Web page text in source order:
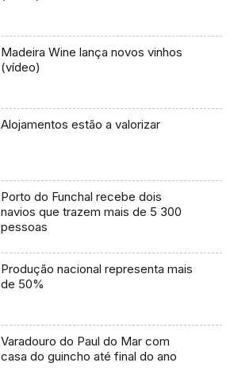
Madeira Wine lança novos vinhos
(vídeo)
Alojamentos estão a valorizar
Porto do Funchal recebe dois
navios que trazem mais de 5 300
pessoas
Produção nacional representa mais
de 50%
Varadouro do Paul do Mar com
casa do guincho até final do ano